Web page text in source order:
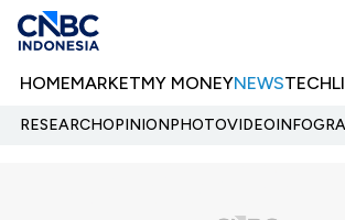
HOMEMARKETMY MONEYNEWSTECH
RESEARCHOPINIONPHOTOVIDEO